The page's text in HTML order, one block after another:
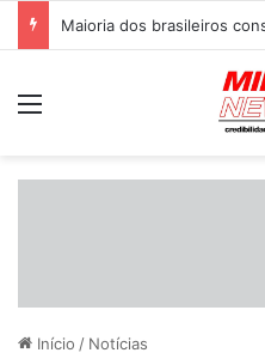
Início / Notícias